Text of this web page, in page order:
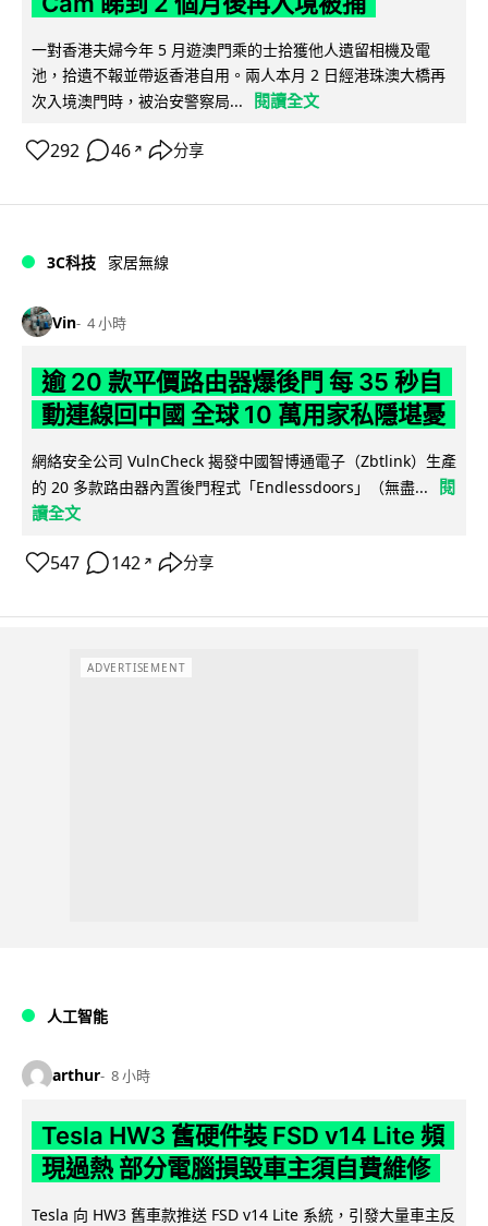
一對香港夫婦今年 5 月遊澳門乘的士拾獲他人遺留相機及電
池，拾遺不報並帶返香港自用。兩人本月 2 日經港珠澳大橋再
次入境澳門時，被治安警察局...
閱讀全文
292 46 ↗ 分享
3C科技 家居無線
Vin 4 小時
逾 20 款平價路由器爆後門 每 35 秒自
動連線回中國 全球 10 萬用家私隱堪憂
網絡安全公司 VulnCheck 揭發中國智博通電子（Zbtlink）生產
的 20 多款路由器內置後門程式「Endlessdoors」（無盡...
閱
讀全文
547 142 ↗ 分享
ADVERTISEMENT
人工智能
arthur 8 小時
Tesla HW3 舊硬件裝 FSD v14 Lite 頻
現過熱 部分電腦損毀車主須自費維修
Tesla 向 HW3 舊車款推送 FSD v14 Lite 系統，引發大量車主反